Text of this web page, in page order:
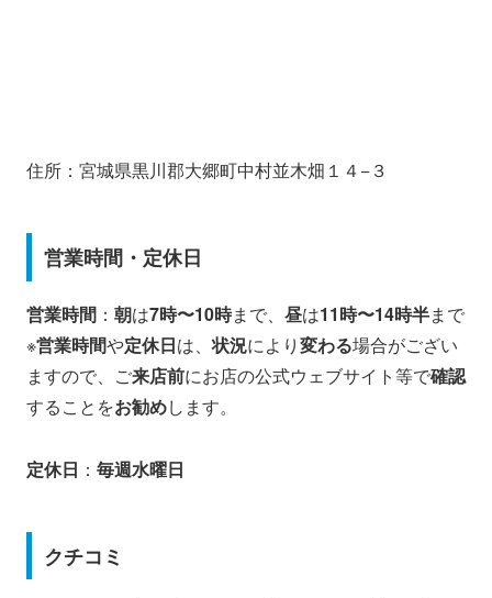
住所：宮城県黒川郡大郷町中村並木畑１４−３
営業時間・定休日
営業時間 ： 朝は7時〜10時まで、 昼は11時〜14時半まで
※営業時間や定休日は、状況により変わる場合がござい
ますので、ご来店前にお店の公式ウェブサイト等で確認
することをお勧めします。
定休日 ： 毎週水曜日
クチコミ